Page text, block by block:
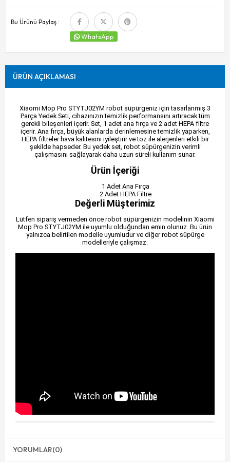
Bu Ürünü Paylaş :
WhatsApp
ÜRÜN AÇIKLAMASI
Xiaomi Mop Pro STYTJ02YM robot süpürgeniz için tasarlanmış 3
Parça Yedek Seti, cihazınızın temizlik performansını artıracak tüm
gerekli bileşenleri içerir. Set, 1 adet ana fırça ve 2 adet HEPA filtre
içerir. Ana fırça, büyük alanlarda derinlemesine temizlik yaparken,
HEPA filtreler hava kalitesini iyileştirir ve toz ile alerjenleri etkili bir
şekilde hapseder. Bu yedek set, robot süpürgenizin verimli
çalışmasını sağlayarak daha uzun süreli kullanım sunar.
Ürün İçeriği
1 Adet Ana Fırça
2 Adet HEPA Filtre
Değerli Müşterimiz
Lütfen sipariş vermeden önce robot süpürgenizin modelinin Xiaomi
Mop Pro STYTJ02YM ile uyumlu olduğundan emin olunuz. Bu ürün
yalnızca belirtilen modelle uyumludur ve diğer robot süpürge
modelleriyle çalışmaz.
YORUMLAR(0)